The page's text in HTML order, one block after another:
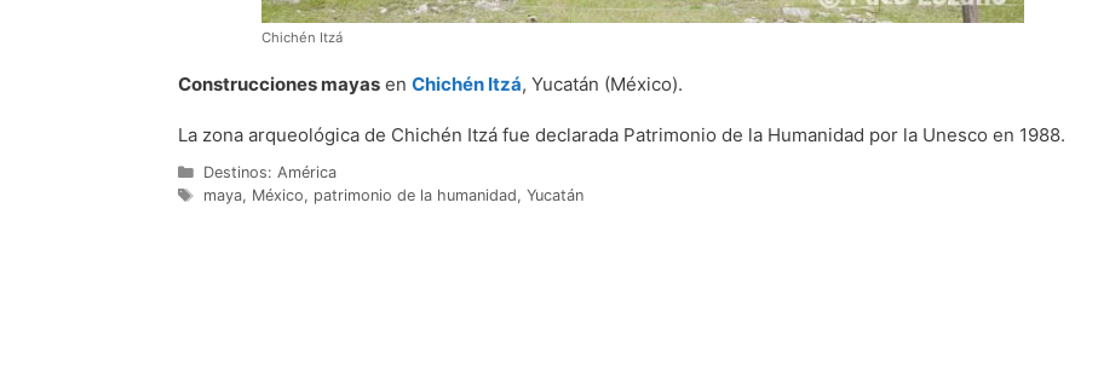
Chichén Itzá
Construcciones mayas en Chichén Itzá, Yucatán (México).
La zona arqueológica de Chichén Itzá fue declarada Patrimonio de la Humanidad por la Unesco en 1988.
Categorías
Destinos: América
Etiquetas
maya, México, patrimonio de la humanidad, Yucatán